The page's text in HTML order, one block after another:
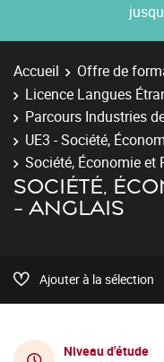
Accueil Offre de
Licence Langues
Parcours Industries
UE3 - Société,
Société, Économie et
SOCIÉTÉ,
- ANGLAIS
Ajouter à la sélection
Niveau d'étude